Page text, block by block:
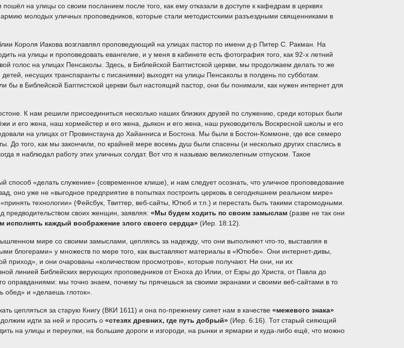
на улицы со своим посланием после того, как ему отказали в доступе к кафедрам в церквях
молодых уличных проповедников, которые стали методистскими разъездными священниками в
Короля Иакова возглавлял проповедующий на улицах пастор по имени д-р Питер С. Ракман. На
на улицы и проповедовать евангелие, и у меня в кабинете есть фотография того, как 92-х летний
голос на улицах Пенсаколы. Здесь, в Библейской Баптистской церкви, мы продолжаем делать то же
несущих транспаранты с писаниями) выходят на улицы Пенсаколы в полдень по субботам.
бы в Библейской Баптистской церкви был настоящий пастор, они бы понимали, как нужен интернет для
К нам решили присоединиться несколько наших близких друзей по служению, среди которых были
и его жена, наш хормейстер и его жена, дьякон и его жена, наш руководитель Воскресной школы и его
на улицах от Провинстауна до Хайанниса и Бостона. Мы были в Бостон-Коммоне, где все семеро
До того, как мы закончили, по крайней мере восемь душ были спасены (и несколько других спаслись в
я наблюдал работу этих уличных солдат. Вот что я называю великолепным отпуском. Такое
способ «делать служение» (современное клише), и нам следует осознать, что уличное проповедование
оно уже не «выгодное предприятие в попытках построить церковь в сегодняшнем реальном мире»
технологии» (Фейсбук, Твиттер, веб-сайты, Ютюб и т.п.) и перестать быть такими старомодными.
предводительством своих женщин, заявляя: «Мы будем ходить по своим замыслам (разве не так они
исполнять каждый воображение злого своего сердца» (Иер. 18:12).
мире со своими замыслами, цепляясь за надежду, что они выполняют что-то, выставляя в
блогерами» у множеств по мере того, как выставляют материалы в «Ютюбе». Они интернет-дивы,
приход», и они очарованы «количеством просмотров», которые получают. Ни они, ни их
линией Библейских верующих проповедников от Еноха до Илии, от Езры до Христа, от Павла до
оправданиями: мы точно знаем, почему ты прячешься за своими экранами и своими веб-сайтами в то
и «делаешь глоток».
цепляться за старую Книгу (ВКИ 1611) и она по-прежнему сияет нам в качестве «межевого знака»
идти за ней и просить о «стезях древних, где путь добрый» (Иер. 6:16). Тот старый сияющий
на улицы и переулки, на большие дороги и изгороди, на рынки и ярмарки и куда-либо ещё, что можно